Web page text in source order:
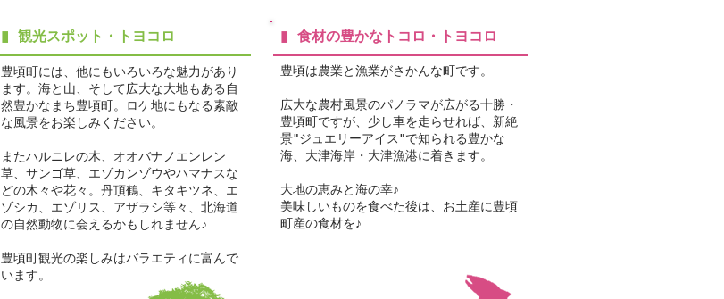
▮ 観光スポット・トヨコロ
豊頃町には、他にもいろいろな魅力があり
ます。海と山、そして広大な大地もある自
然豊かなまち豊頃町。ロケ地にもなる素敵
な風景をお楽しみください。
またハルニレの木、オオバナノエンレン
草、サンゴ草、エゾカンゾウやハマナスな
どの木々や花々。丹頂鶴、キタキツネ、エ
ゾシカ、エゾリス、アザラシ等々、北海道
の自然動物に会えるかもしれません♪
豊頃町観光の楽しみはバラエティに富んで
います。
▮ 食材の豊かなトコロ・トヨコロ
豊頃は農業と漁業がさかんな町です。
広大な農村風景のパノラマが広がる十勝・
豊頃町ですが、少し車を走らせれば、新絶
景"ジュエリーアイス"で知られる豊かな
海、大津海岸・大津漁港に着きます。
大地の恵みと海の幸♪
美味しいものを食べた後は、お土産に豊頃
町産の食材を♪